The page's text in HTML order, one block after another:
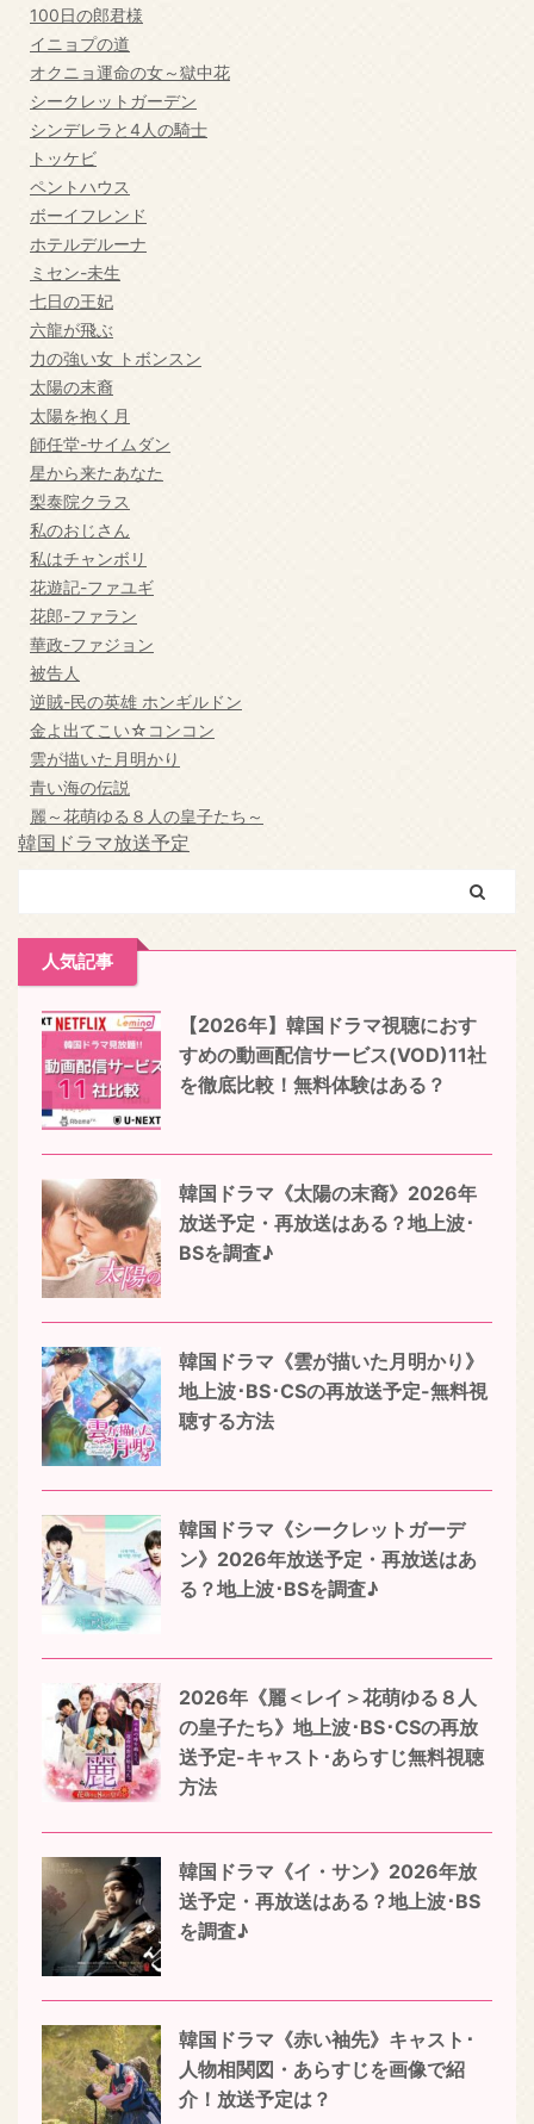
100日の郎君様
イニョプの道
オクニョ運命の女～獄中花
シークレットガーデン
シンデレラと4人の騎士
トッケビ
ペントハウス
ボーイフレンド
ホテルデルーナ
ミセン-未生
七日の王妃
六龍が飛ぶ
力の強い女 トボンスン
太陽の末裔
太陽を抱く月
師任堂-サイムダン
星から来たあなた
梨泰院クラス
私のおじさん
私はチャンボリ
花遊記-ファユギ
花郎-ファラン
華政-ファジョン
被告人
逆賊-民の英雄 ホンギルドン
金よ出てこい☆コンコン
雲が描いた月明かり
青い海の伝説
麗～花萌ゆる８人の皇子たち～
韓国ドラマ放送予定
人気記事
【2026年】韓国ドラマ視聴におす
すめの動画配信サービス(VOD)11社
を徹底比較！無料体験はある？
韓国ドラマ《太陽の末裔》2026年
放送予定・再放送はある？地上波･
BSを調査♪
韓国ドラマ《雲が描いた月明かり》
地上波･BS･CSの再放送予定-無料視
聴する方法
韓国ドラマ《シークレットガーデ
ン》2026年放送予定・再放送はあ
る？地上波･BSを調査♪
2026年《麗＜レイ＞花萌ゆる８人
の皇子たち》地上波･BS･CSの再放
送予定-キャスト･あらすじ無料視聴
方法
韓国ドラマ《イ・サン》2026年放
送予定・再放送はある？地上波･BS
を調査♪
韓国ドラマ《赤い袖先》キャスト･
人物相関図・あらすじを画像で紹
介！放送予定は？